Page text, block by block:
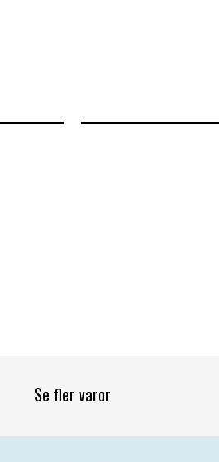
Se fler varor